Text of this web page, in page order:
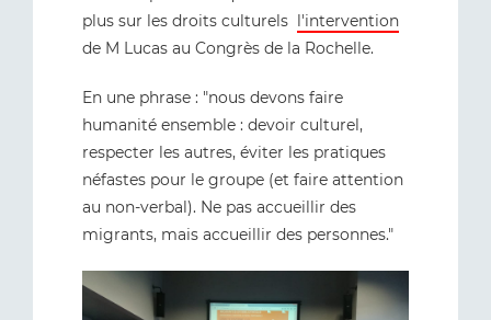
plus sur les droits culturels l'intervention
de M Lucas au Congrès de la Rochelle.
En une phrase : "nous devons faire
humanité ensemble : devoir culturel,
respecter les autres, éviter les pratiques
néfastes pour le groupe (et faire attention
au non-verbal). Ne pas accueillir des
migrants, mais accueillir des personnes."